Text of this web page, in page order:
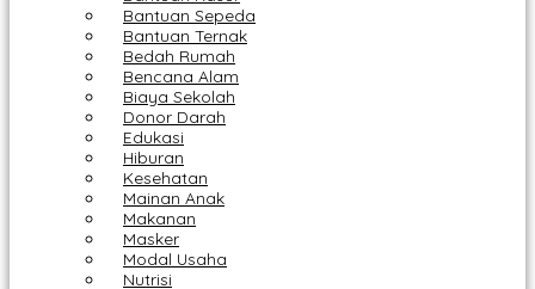
Bantuan Sepeda
Bantuan Ternak
Bedah Rumah
Bencana Alam
Biaya Sekolah
Donor Darah
Edukasi
Hiburan
Kesehatan
Mainan Anak
Makanan
Masker
Modal Usaha
Nutrisi